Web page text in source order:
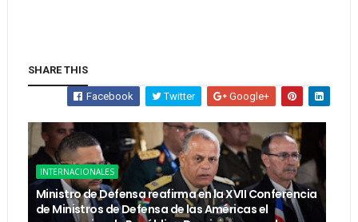
SHARE THIS
Facebook Twitter Google+
INTERNACIONALES
Ministro de Defensa reafirma en la XVII Conferencia
de Ministros de Defensa de las Américas el